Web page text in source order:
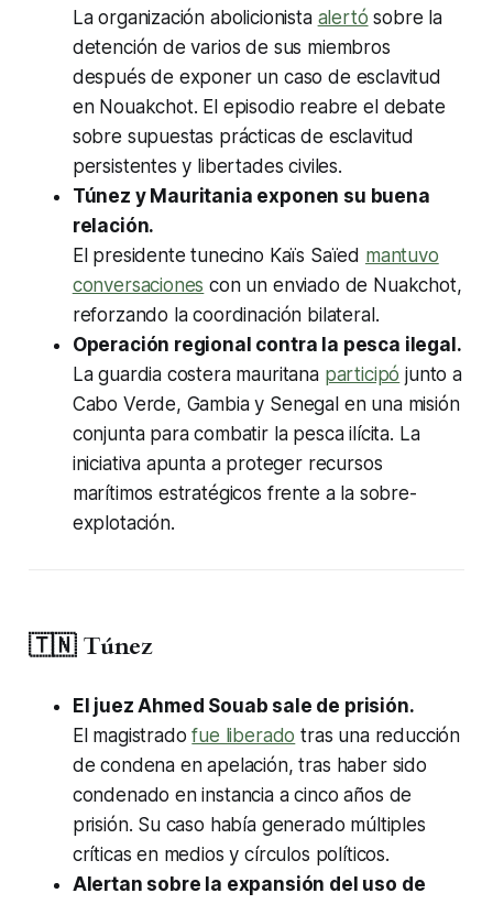
La organización abolicionista alertó sobre la
detención de varios de sus miembros
después de exponer un caso de esclavitud
en Nouakchot. El episodio reabre el debate
sobre supuestas prácticas de esclavitud
persistentes y libertades civiles.
Túnez y Mauritania exponen su buena
relación.
El presidente tunecino Kaïs Saïed mantuvo
conversaciones con un enviado de Nuakchot,
reforzando la coordinación bilateral.
Operación regional contra la pesca ilegal.
La guardia costera mauritana participó junto a
Cabo Verde, Gambia y Senegal en una misión
conjunta para combatir la pesca ilícita. La
iniciativa apunta a proteger recursos
marítimos estratégicos frente a la sobre-
explotación.
🇹🇳 Túnez
El juez Ahmed Souab sale de prisión.
El magistradofue liberado tras una reducción
de condena en apelación, tras haber sido
condenado en instancia a cinco años de
prisión. Su caso había generado múltiples
críticas en medios y círculos políticos.
Alertan sobre la expansión del uso de